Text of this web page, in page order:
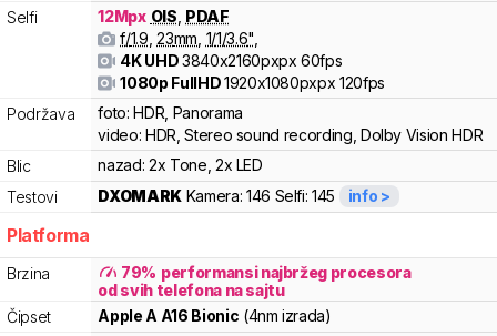
Selfi
12Mpx OIS PDAF
f/1.9 23mm 1/1/3.6"
4K UHD3840x2160pxpx60fps
1080p FullHD1920x1080pxpx120fps
Podržava
foto: HDR, Panorama
video: HDR, Stereo sound recording, Dolby Vision HDR
Blic
nazad: 2x Tone, 2x LED
Testovi
DXOMARK Kamera: 146 Selfi: 145 info >
Platforma
Brzina 79% performansi najbržeg procesora
od svih telefona na sajtu
Čipset
Apple A A16 Bionic (4nm izrada)